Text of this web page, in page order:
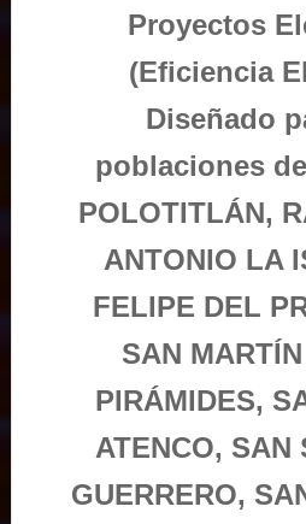
Proyectos
(Eficiencia
Diseñado
poblaciones
POLOTITLÁN,
ANTONIO LA
FELIPE DEL
SAN
PIRÁMIDES,
ATENCO, SAN
GUERRERO,